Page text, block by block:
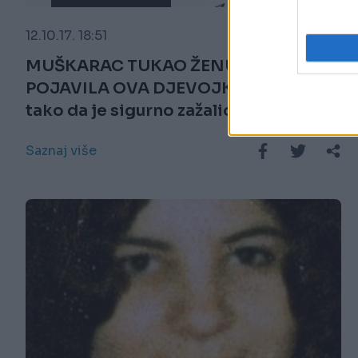
12.10.17. 18:51
MUŠKARAC TUKAO ŽENU, A ONDA SE
POJAVILA OVA DJEVOJKA! Sredila ga
tako da je sigurno zažalio što se
Saznaj više